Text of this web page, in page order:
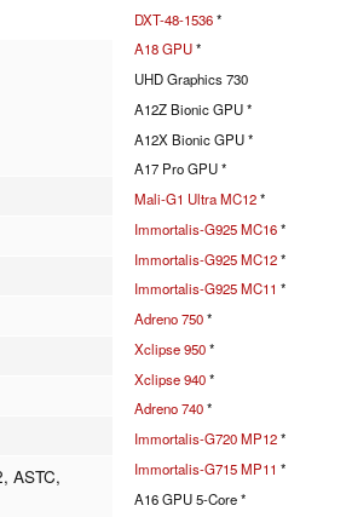
ASTC,
DXT-48-1536*
A18 GPU*
UHD Graphics 730
A12Z Bionic GPU *
A12X Bionic GPU *
A17 Pro GPU *
Mali-G1 Ultra MC12*
Immortalis-G925 MC16*
Immortalis-G925 MC12*
Immortalis-G925 MC11 *
Adreno 750*
Xclipse 950*
Xclipse 940*
Adreno 740*
Immortalis-G720 MP12*
Immortalis-G715 MP11 *
A16 GPU 5-Core *